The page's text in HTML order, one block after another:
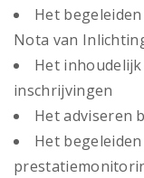
Het
Nota van
Het
inschrijvingen
Het adviseren
Het